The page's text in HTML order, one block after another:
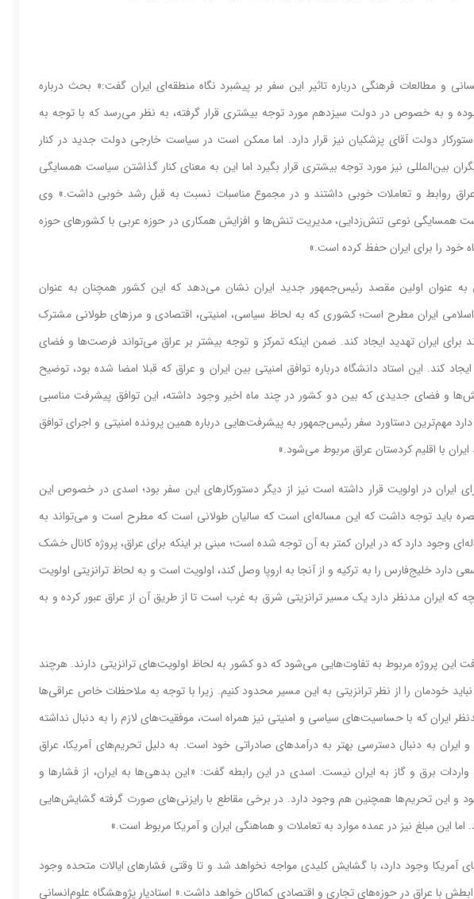
و مطالعات فرهنگی درباره تاثیر این سفر بر پیشبرد نگاه منطقه‌‌‌ای ایران گفت:« بحث درباره
و به خصوص در دولت سیزدهم مورد توجه بیشتری قرار گرفته، به نظر می‌‌‌رسد که با توجه به
دولت آقای پزشکیان نیز قرار دارد. اما ممکن است در سیاست خارجی دولت جدید در کنار
بین‌‌‌المللی نیز مورد توجه بیشتری قرار بگیرد اما این به معنای کنار گذاشتن سیاست همسایگی
روابط و تعاملات خوبی داشتند و در مجموع مناسبات نسبت به قبل رشد خوبی داشت.» وی
همسایگی نوعی تنش‌‌‌زدایی، مدیریت‌‌‌ تنش‌‌‌ها و افزایش همکاری‌‌‌ در حوزه عربی با کشورهای حوزه
خود را برای ایران حفظ کرده است.»
به عنوان اولین مقصد رئیس‌‌‌جمهور جدید ایران نشان می‌‌‌دهد که این کشور همچنان به عنوان
ایران مطرح است؛ کشوری که به لحاظ سیاسی، امنیتی، اقتصادی و مرزهای طولانی مشترک
برای ایران تهدید ایجاد کند. ضمن اینکه تمرکز و توجه بیشتر بر عراق می‌‌‌تواند فرصت‌‌‌ها و فضای
کند. این استاد دانشگاه درباره توافق امنیتی بین ایران و عراق که قبلا امضا شده بود، توضیح
و فضای جدیدی که بین دو کشور در چند ماه اخیر وجود داشته، این توافق پیشرفت مناسبی
مهم‌ترین دستاورد سفر رئیس‌‌‌جمهور به پیشرفت‌‌‌هایی درباره همین پرونده امنیتی و اجرای توافق
با اقلیم کردستان عراق مربوط می‌‌‌شود.»
راه‌‌‌آهن بصره- شلمچه که از سال ۲۰۰۳ برای ایران در اولویت قرار داشته است نیز از دیگر دستورکارهای این سفر بود؛ اسدی در خصوص این
باید توجه داشت که این مساله‌‌‌ای است که سالیان طولانی است که مطرح است و می‌‌‌تواند به
وجود دارد که در ایران کمتر به آن توجه شده است؛ مبنی بر اینکه برای عراق، پروژه کانال خشک
دارد خلیج‌‌‌فارس را به ترکیه و از آنجا به اروپا وصل کند، اولویت است و به لحاظ ترانزیتی اولویت
ایران مدنظر دارد یک مسیر ترانزیتی شرق به غرب است تا از طریق آن از عراق عبور کرده و به
این پروژه مربوط به تفاوت‌‌‌هایی می‌‌‌شود که دو کشور به لحاظ اولویت‌‌‌های ترانزیتی دارند. هرچند
خودمان را از نظر ترانزیتی به این مسیر محدود کنیم. زیرا با توجه به ملاحظات خاص عراقی‌‌‌ها
ایران که با حساسیت‌‌‌های سیاسی و امنیتی نیز همراه است، موفقیت‌‌‌های لازم را به دنبال نداشته
و ایران به دنبال دسترسی بهتر به درآمدهای صادراتی خود است. به دلیل تحریم‌‌‌های آمریکا، عراق
برق و گاز به ایران نیست. اسدی در این رابطه گفت: «این بدهی‌‌‌ها به ایران، از فشارها و
و این تحریم‌‌‌ها همچنین هم وجود دارد. در برخی مقاطع با رایزنی‌‌‌های صورت گرفته گشایش‌‌‌هایی
مبلغ نیز در عمده موارد به تعاملات و هماهنگی ایران و آمریکا مربوط است.»
آمریکا وجود دارد، با گشایش کلیدی مواجه نخواهد شد و تا وقتی فشارهای ایالات متحده وجود
با عراق در حوزه‌‌‌های تجاری و اقتصادی کماکان خواهد داشت.» استادیار پژوهشگاه علوم‌‌‌انسانی